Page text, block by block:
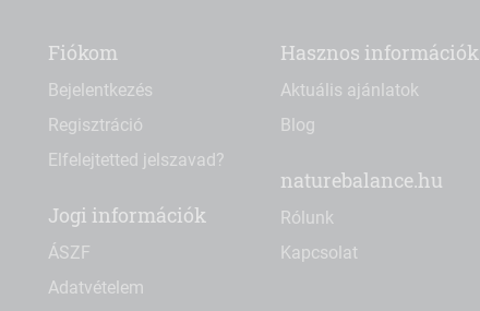
Fiókom
Bejelentkezés
Regisztráció
Elfelejtetted jelszavad?
Jogi információk
ÁSZF
Adatvételem
Hasznos információk
Aktuális ajánlatok
Blog
naturebalance.hu
Rólunk
Kapcsolat